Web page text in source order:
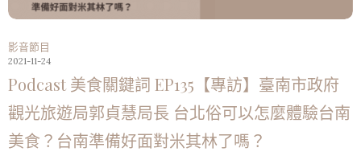
影音節目
2021-11-24
Podcast 美食關鍵詞 EP135【專訪】臺南市政府
觀光旅遊局郭貞慧局長 台北俗可以怎麼體驗台南
美食？台南準備好面對米其林了嗎？